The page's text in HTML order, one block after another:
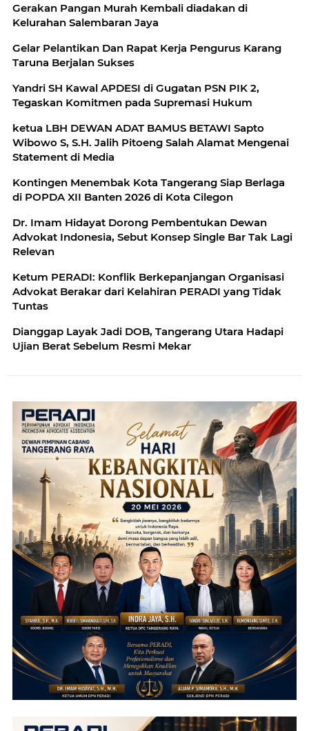
Gerakan Pangan Murah Kembali diadakan di
Kelurahan Salembaran Jaya
Gelar Pelantikan Dan Rapat Kerja Pengurus Karang
Taruna Berjalan Sukses
Yandri SH Kawal APDESI di Gugatan PSN PIK 2,
Tegaskan Komitmen pada Supremasi Hukum
ketua LBH DEWAN ADAT BAMUS BETAWI Sapto
Wibowo S, S.H. Jalih Pitoeng Salah Alamat Mengenai
Statement di Media
Kontingen Menembak Kota Tangerang Siap Berlaga
di POPDA XII Banten 2026 di Kota Cilegon
Dr. Imam Hidayat Dorong Pembentukan Dewan
Advokat Indonesia, Sebut Konsep Single Bar Tak Lagi
Relevan
Ketum PERADI: Konflik Berkepanjangan Organisasi
Advokat Berakar dari Kelahiran PERADI yang Tidak
Tuntas
Dianggap Layak Jadi DOB, Tangerang Utara Hadapi
Ujian Berat Sebelum Resmi Mekar